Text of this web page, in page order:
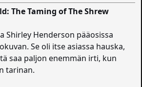
The Taming of The Shrew
Shirley Henderson pääosissa
Se oli itse asiassa hauska,
saa paljon enemmän irti, kun
tarinan.